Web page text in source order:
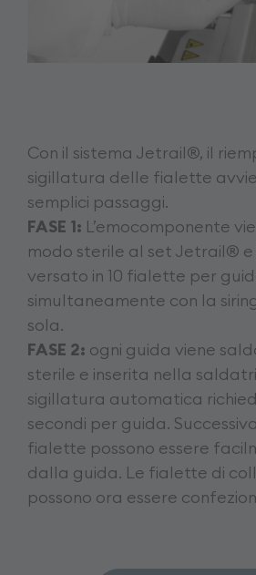
Con il sistema Jetrail®, il
sigillatura delle fialette
semplici passaggi.
FASE 1: L’emocomponente
modo sterile al set Jetrail® e
versato in 10 fialette per
simultaneamente con la
sola.
FASE 2: ogni guida viene
sterile e inserita nella
sigillatura automatica
secondi per guida.
fialette possono essere
dalla guida. Le fialette di
possono ora essere